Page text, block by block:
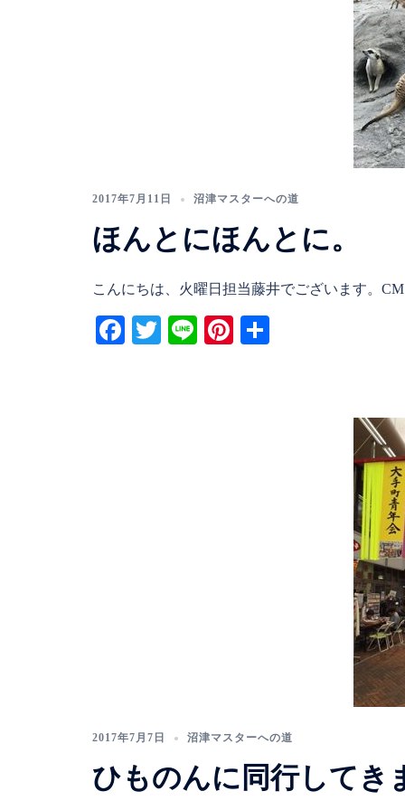
2017年7月11日 沼津マスターへの道
ほんとにほんとに。
こんにちは、火曜日担当藤井でございます。
Facebook
TwitterLinePinterest
2017年7月7日 沼津マスターへの道
ひものんに同行してき